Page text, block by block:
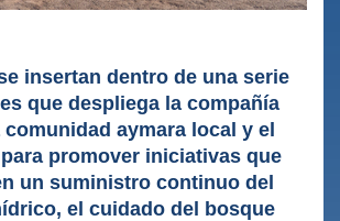
insertan dentro de una serie
que despliega la compañía
comunidad aymara local y el
promover iniciativas que
un suministro continuo del
el cuidado del bosque